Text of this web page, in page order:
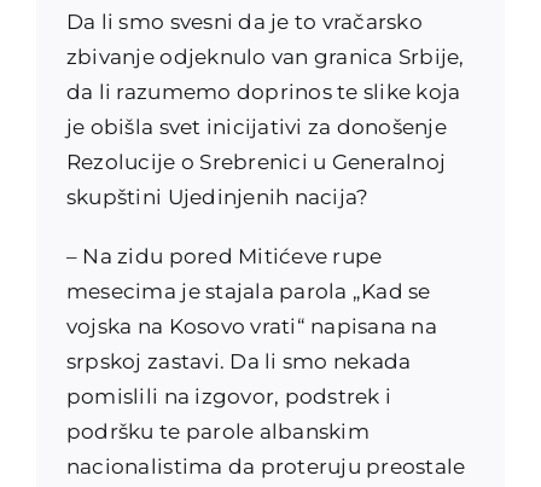
Da li smo svesni da je to vračarsko
zbivanje odjeknulo van granica Srbije,
da li razumemo doprinos te slike koja
je obišla svet inicijativi za donošenje
Rezolucije o Srebrenici u Generalnoj
skupštini Ujedinjenih nacija?
– Na zidu pored Mitićeve rupe
mesecima je stajala parola „Kad se
vojska na Kosovo vrati“ napisana na
srpskoj zastavi. Da li smo nekada
pomislili na izgovor, podstrek i
podršku te parole albanskim
nacionalistima da proteruju preostale